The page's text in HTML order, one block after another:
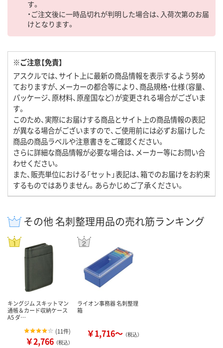
す。
・ご注文後に一時品切れが判明した場合は、入荷次第のお届
けとなります。
※ご注意【免責】
アスクルでは、サイト上に最新の商品情報を表示するよう努め
ておりますが、メーカーの都合等により、商品規格・仕様（容量、
パッケージ、原材料、原産国など）が変更される場合がございま
す。
このため、実際にお届けする商品とサイト上の商品情報の表記
が異なる場合がございますので、ご使用前には必ずお届けした
商品の商品ラベルや注意書きをご確認ください。
さらに詳細な商品情報が必要な場合は、メーカー等にお問い合
わせください。
また、販売単位における「セット」表記は、箱でのお届けをお約束
するものではありません。あらかじめご了承ください。
その他 名刺整理用品の売れ筋ランキング
キングジム スキットマン
通帳＆カード収納ケース
A5 ダ…
(11件)
￥2,766 （税込）
ライオン事務器 名刺整理
箱
￥1,716～ （税込）